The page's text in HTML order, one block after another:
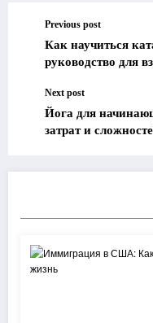
Previous post
Как научиться
руководство для
Next post
Йога для
затрат и